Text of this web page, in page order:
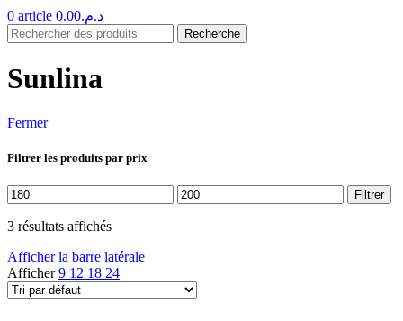
0 article د.م.0.00
Recherche
Sunlina
Fermer
Filtrer les produits par prix
Prix
min
Prix
max
Filtrer
3 résultats affichés
Afficher la barre latérale
Afficher9 12 18 24